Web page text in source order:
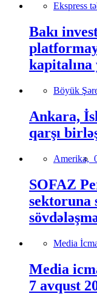
Ekspress
Bakı
Böyük
Ankara,
qarşı
Amerika,
SOFAZ
sektoruna
Media
Media
7 avqust